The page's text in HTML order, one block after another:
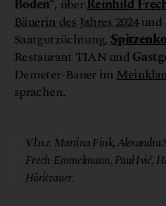
Boden“, überReinhild
Bäuerin des Jahres 2024und
Saatgutzüchtung,
Restaurant TIAN und
Demeter-Bauer im
sprachen.
V.l.n.r. Martina Fink, Alexandra
Frech-Emmelmann, Paul Ivić,
Höritzauer.